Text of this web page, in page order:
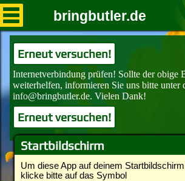
Startbildschirm
Um diese App auf deinem
klicke bitte auf das Symbol
bringbutler.de
Erneut versuchen!
Erneut versuchen!